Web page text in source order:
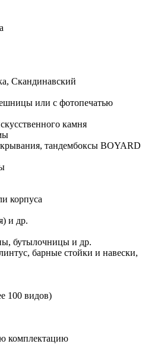
Скандинавский
или с фотопечатью
камня
тандембоксы BOYARD
корпуса
и др.
бутылочницы и др.
барные стойки и навески,
100 видов)
комплектацию